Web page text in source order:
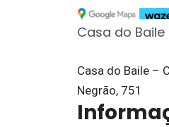
Casa do Baile
Casa do Baile –
Negrão, 751